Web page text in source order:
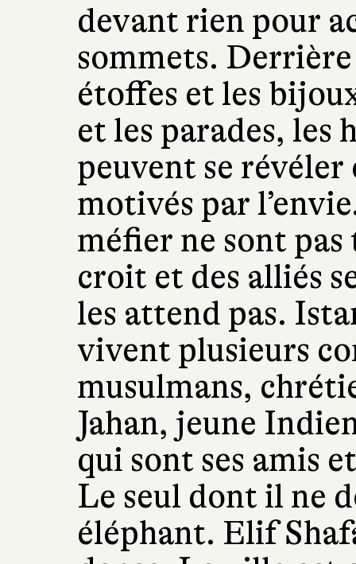
devant rien pour
sommets.
étoffes et les
et les parades, les
peuvent se révéler
motivés par
méfier ne sont pas
croit et des alliés
les attend pas.
vivent plusieurs
musulmans,
Jahan, jeune
qui sont ses amis
Le seul dont il ne
éléphant. Elif